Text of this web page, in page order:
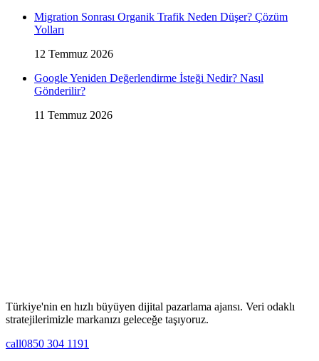
Migration Sonrası Organik Trafik Neden Düşer? Çözüm
Yolları
12 Temmuz 2026
Google Yeniden Değerlendirme İsteği Nedir? Nasıl
Gönderilir?
11 Temmuz 2026
Türkiye'nin en hızlı büyüyen dijital pazarlama ajansı. Veri odaklı
stratejilerimizle markanızı geleceğe taşıyoruz.
call0850 304 1191